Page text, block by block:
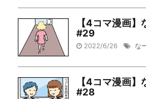
【4コマ漫画
#29
2022/6/26 な
【4コマ漫画
#28